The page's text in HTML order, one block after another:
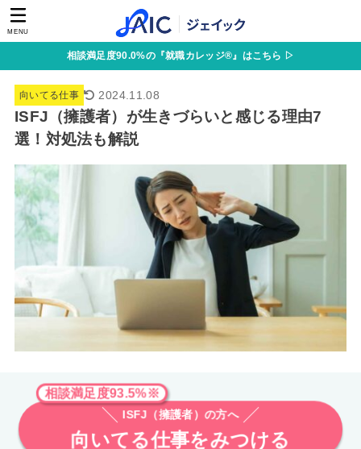
MENU
相談満足度90.0%の『就職カレッジ®』はこちら ▷
向いてる仕事 2024.11.08
ISFJ（擁護者）が生きづらいと感じる理由7
選！対処法も解説
相談満足度93.5%※
ISFJ（擁護者）の方へ
向いてる仕事をみつける